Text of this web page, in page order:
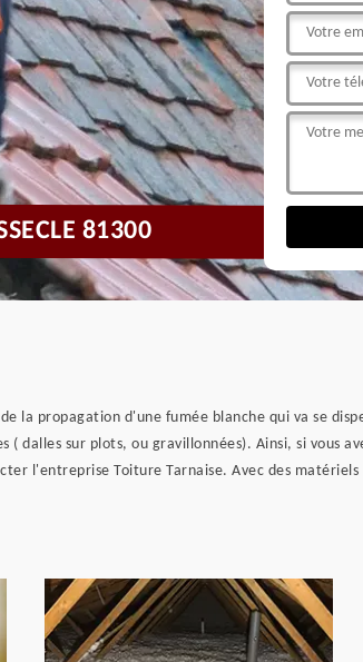
81300
propagation d'une fumée blanche qui va se
sur plots, ou gravillonnées). Ainsi, si vous
l'entreprise Toiture Tarnaise. Avec des